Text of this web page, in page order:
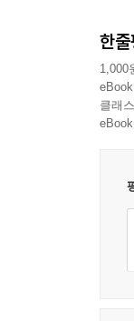
한줄
1,000
클래